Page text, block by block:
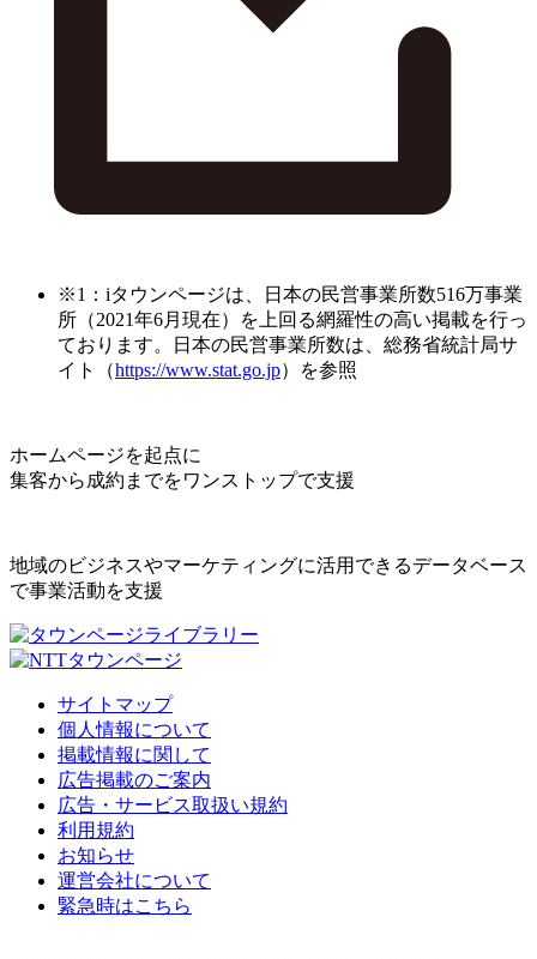
※1：iタウンページは、日本の民営事業所数516万事業
所（2021年6月現在）を上回る網羅性の高い掲載を行っ
ております。日本の民営事業所数は、総務省統計局サ
イト（https://www.stat.go.jp）を参照
ホームページを起点に
集客から成約までをワンストップで支援
地域のビジネスやマーケティングに活用できるデータベース
で事業活動を支援
サイトマップ
個人情報について
掲載情報に関して
広告掲載のご案内
広告・サービス取扱い規約
利用規約
お知らせ
運営会社について
緊急時はこちら